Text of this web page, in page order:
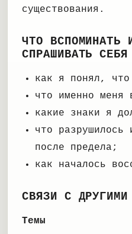
существования.
ЧТО ВСПОМИНАТЬ
СПРАШИВАТЬ СЕБЯ
как я понял, что
что именно меня
какие знаки я
что разрушилось
после предела;
как началось
СВЯЗИ С ДРУГИМИ
Темы